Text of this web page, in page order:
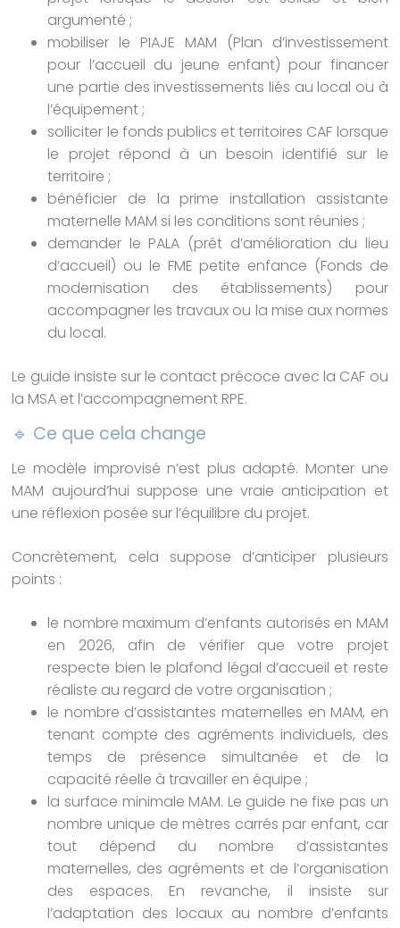
argumenté ;
mobiliser le PIAJE MAM (Plan d’investissement
pour l’accueil du jeune enfant) pour financer
une partie des investissements liés au local ou à
l’équipement ;
solliciter le fonds publics et territoires CAF lorsque
le projet répond à un besoin identifié sur le
territoire ;
bénéficier de la prime installation assistante
maternelle MAM si les conditions sont réunies ;
demander le PALA (prêt d’amélioration du lieu
d’accueil) ou le FME petite enfance (Fonds de
modernisation des établissements) pour
accompagner les travaux ou la mise aux normes
du local.
Le guide insiste sur le contact précoce avec la CAF ou
la MSA et l’accompagnement RPE.
🔹 Ce que cela change
Le modèle improvisé n’est plus adapté. Monter une
MAM aujourd’hui suppose une vraie anticipation et
une réflexion posée sur l’équilibre du projet.
Concrètement, cela suppose d’anticiper plusieurs
points :
le nombre maximum d’enfants autorisés en MAM
en 2026, afin de vérifier que votre projet
respecte bien le plafond légal d’accueil et reste
réaliste au regard de votre organisation ;
le nombre d’assistantes maternelles en MAM, en
tenant compte des agréments individuels, des
temps de présence simultanée et de la
capacité réelle à travailler en équipe ;
la surface minimale MAM. Le guide ne fixe pas un
nombre unique de mètres carrés par enfant, car
tout dépend du nombre d’assistantes
maternelles, des agréments et de l’organisation
des espaces. En revanche, il insiste sur
l’adaptation des locaux au nombre d’enfants